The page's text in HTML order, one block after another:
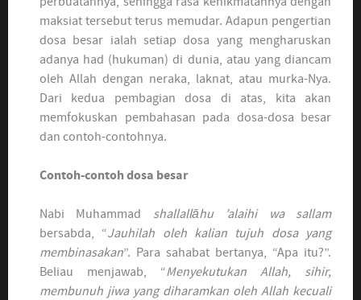
maksiat tersebut terus memudar. Adapun pengertian
dosa besar ialah setiap dosa yang mengharuskan
adanya had (hukuman) di dunia, atau yang diancam
oleh Allah dengan neraka, laknat, atau murka-Nya.
Dari kedua pembagian dosa di atas, kita akan
memfokuskan pembahasan pada dosa-dosa besar
dan contoh-contohnya.
Contoh-contoh dosa besar
Nabi Muhammad shallallāhu ’alaihi wa sallam
bersabda, “Jauhilah oleh kalian tujuh dosa yang
membinasakan”. Para sahabat bertanya, “Apa itu?”.
Beliau menjawab, “Menyekutukan
Allah, sihir,
membunuh jiwa yang diharamkan oleh Allah kecuali